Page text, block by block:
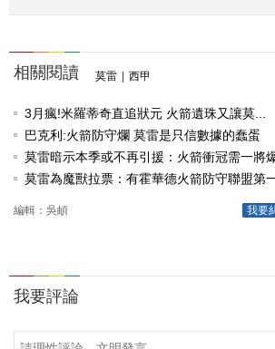
相關閱讀 莫雷 西甲
3月瘋!米羅蒂奇直追狀元 火箭遺珠又讓莫...
巴克利:火箭防守爛 莫雷是只信數據的蠢蛋
莫雷暗示本季或不再引援：火箭衝冠需一將爆
莫雷為魔獸拉票：有霍華德火箭防守聯盟第一
我要
編輯：吳頔